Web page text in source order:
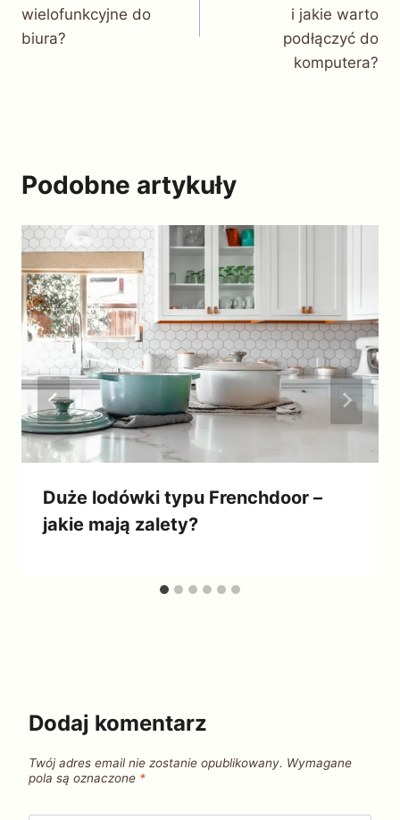
wielofunkcyjne do
biura?
i jakie warto
podłączyć do
komputera?
Podobne artykuły
Duże lodówki typu Frenchdoor –
jakie mają zalety?
Dodaj komentarz
Twój adres email nie zostanie opublikowany. Wymagane
pola są oznaczone *